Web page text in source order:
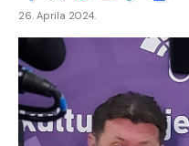
26. Aprila 2024.